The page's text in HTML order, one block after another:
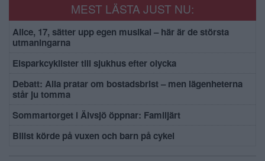
MEST LÄSTA JUST NU:
Alice, 17, sätter upp egen musikal – här är de största
utmaningarna
Elsparkcyklister till sjukhus efter olycka
Debatt: Alla pratar om bostadsbrist – men lägenheterna
står ju tomma
Sommartorget i Älvsjö öppnar: Familjärt
Bilist körde på vuxen och barn på cykel